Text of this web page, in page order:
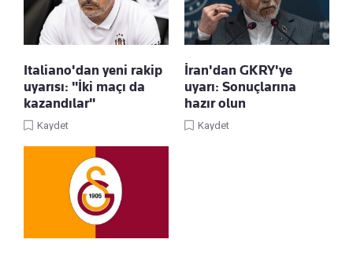
Italiano'dan yeni rakip
uyarısı: "İki maçı da
kazandılar"
Kaydet
İran'dan GKRY'ye
uyarı: Sonuçlarına
hazır olun
Kaydet